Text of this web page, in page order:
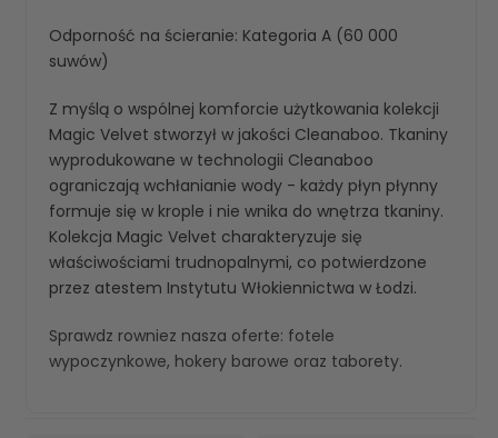
Odporność na ścieranie: Kategoria A (60 000
suwów)
Z myślą o wspólnej komforcie użytkowania kolekcji
Magic Velvet stworzył w jakości Cleanaboo. Tkaniny
wyprodukowane w technologii Cleanaboo
ograniczają wchłanianie wody - każdy płyn płynny
formuje się w krople i nie wnika do wnętrza tkaniny.
Kolekcja Magic Velvet charakteryzuje się
właściwościami trudnopalnymi, co potwierdzone
przez atestem Instytutu Włokiennictwa w Łodzi.
Sprawdz rowniez nasza oferte: fotele
wypoczynkowe, hokery barowe oraz taborety.